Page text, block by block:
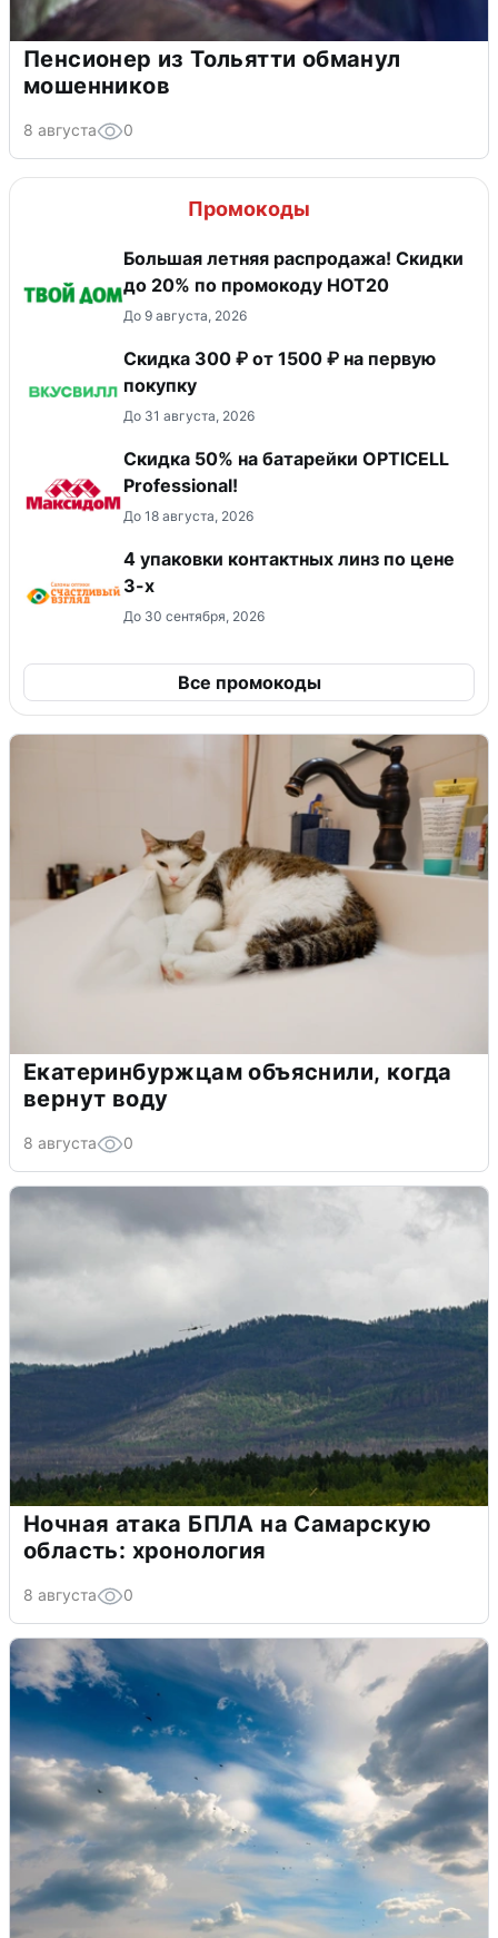
Пенсионер из Тольятти обманул
мошенников
8 августа 0
Промокоды
Большая летняя распродажа! Скидки
до 20% по промокоду HOT20
До 9 августа, 2026
Скидка 300 ₽ от 1500 ₽ на первую
покупку
До 31 августа, 2026
Скидка 50% на батарейки OPTICELL
Professional!
До 18 августа, 2026
4 упаковки контактных линз по цене
3-х
До 30 сентября, 2026
Все промокоды
Екатеринбуржцам объяснили, когда
вернут воду
8 августа 0
Ночная атака БПЛА на Самарскую
область: хронология
8 августа 0